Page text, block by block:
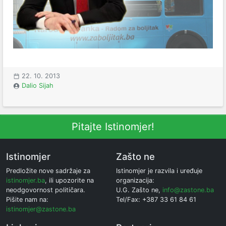
22. 10. 2013
Dalio Sijah
Pitajte Istinomjer!
Istinomjer
Predložite nove sadržaje za
istinomjer.ba, ili upozorite na
neodgovornost političara.
Pišite nam na:
istinomjer@zastone.ba
Zašto ne
Istinomjer je razvila i uređuje
organizacija:
U.G. Zašto ne, info@zastone.ba
Tel/Fax: +387 33 61 84 61